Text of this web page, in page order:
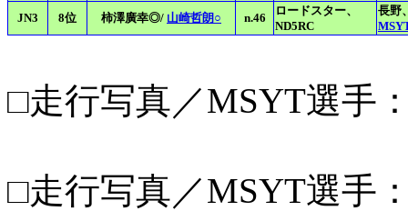
JN3
8位 柿澤廣幸◎/ 山崎哲朗○ n.46
ロードスター、
ND5RC
長野
□走行写真／MSYT選
□走行写真／MSYT選手